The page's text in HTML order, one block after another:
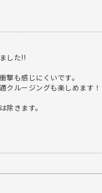
した!!
撃も感じにくいです。
クルージングも楽しめます！
除きます。